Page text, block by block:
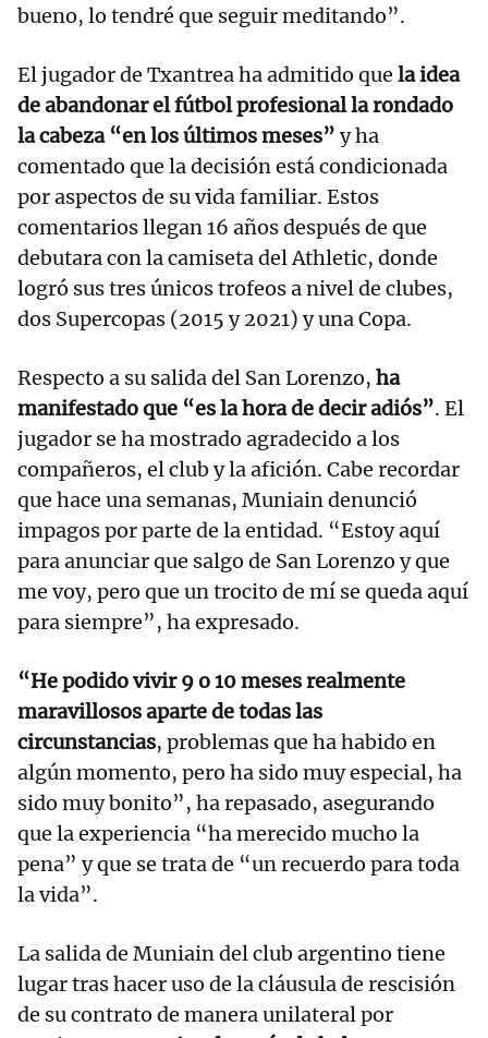
bueno, lo tendré que seguir meditando”.
El jugador de Txantrea ha admitido que la idea
de abandonar el fútbol profesional la rondado
la cabeza “en los últimos meses” y ha
comentado que la decisión está condicionada
por aspectos de su vida familiar. Estos
comentarios llegan 16 años después de que
debutara con la camiseta del Athletic, donde
logró sus tres únicos trofeos a nivel de clubes,
dos Supercopas (2015 y 2021) y una Copa.
Respecto a su salida del San Lorenzo, ha
manifestado que “es la hora de decir adiós”. El
jugador se ha mostrado agradecido a los
compañeros, el club y la afición. Cabe recordar
que hace una semanas, Muniain denunció
impagos por parte de la entidad. “Estoy aquí
para anunciar que salgo de San Lorenzo y que
me voy, pero que un trocito de mí se queda aquí
para siempre”, ha expresado.
“He podido vivir 9 o 10 meses realmente
maravillosos aparte de todas las
circunstancias, problemas que ha habido en
algún momento, pero ha sido muy especial, ha
sido muy bonito”, ha repasado, asegurando
que la experiencia “ha merecido mucho la
pena” y que se trata de “un recuerdo para toda
la vida”.
La salida de Muniain del club argentino tiene
lugar tras hacer uso de la cláusula de rescisión
de su contrato de manera unilateral por